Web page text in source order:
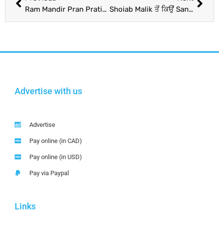
Ram Mandir Pran Pratishtha: ਅਯੁੱਧਿਆ ਲਈ Rajinikanth ਰਵਾਨਾ, ਅਨੁਪਮ ਖੇਰ ਨੇ ਵੀ ਕਿਹਾ- ਆਉਣ ਵਾਲੀਆਂ ਪੀੜ੍ਹੀਆਂ ਯਾਦ ਰੱਖਣਗੀਆਂ Shoiab Malik ਤੋਂ ਕਿਉਂ Sania Mirza ਨੂੰ ਲੈਣਾ ਪਿਆ ਤਲਾਕ ? ਸਾਹਮਣੇ ਆਈ ਵਜ੍ਹਾ ਜਾਣ ਕੇ ਤੁਸੀਂ ਵੀ ਹੋ ਜਾਓਗੇ ਹੈਰਾਨ !
Advertise with us
Advertise
Pay online (in CAD)
Pay online (in USD)
Pay via Paypal
Links